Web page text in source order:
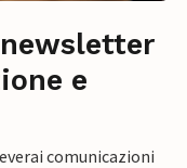
e
comunicazioni